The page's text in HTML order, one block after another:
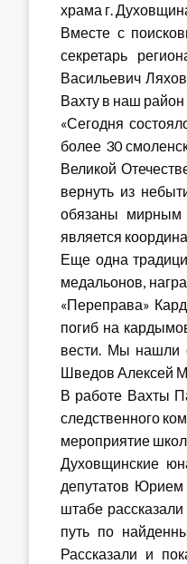
храма г.
Вместе с
секретарь
Васильевич
Вахту в наш
«Сегодня
более 30
Великой
вернуть из
обязаны мирным
является
Еще одна
медальонов,
«Переправа»
погиб на
вести. Мы нашли
Шведов Алексей
В работе Вахты
следственного
мероприятие
Духовщинские
депутатов
штабе
путь по
Рассказали и